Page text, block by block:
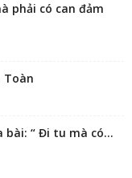
phải có can đảm
Toàn
bài: “ Đi tu mà có...